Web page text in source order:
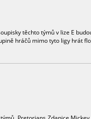
těchto týmů v lize E
hráčů mimo tyto ligy hrát